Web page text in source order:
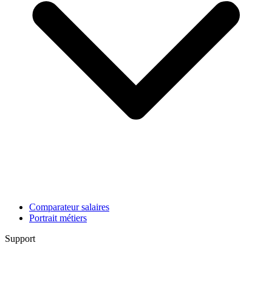
Comparateur salaires
Portrait métiers
Support